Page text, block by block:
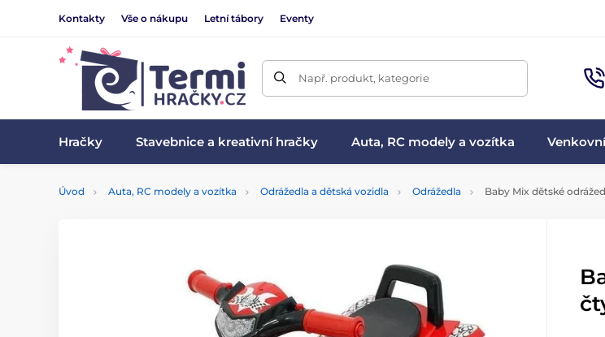
Kontakty Vše o nákupu Letní tábory Eventy
Např. produkt, kategorie
Hračky Stavebnice a kreativní hračky Auta, RC modely a vozítka
Úvod Auta, RC modely a vozítka Odrážedla a dětská vozidla Odrážedla Baby Mix dětské